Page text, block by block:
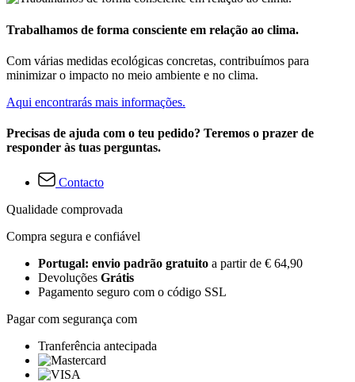
Trabalhamos de forma consciente em relação ao clima.
Com várias medidas ecológicas concretas, contribuímos para
minimizar o impacto no meio ambiente e no clima.
Aqui encontrarás mais informações.
Precisas de ajuda com o teu pedido? Teremos o prazer de
responder às tuas perguntas.
Contacto
Qualidade comprovada
Compra segura e confiável
Portugal: envio padrão gratuito a partir de € 64,90
Devoluções Grátis
Pagamento seguro com o código SSL
Pagar com segurança com
Tranferência antecipada